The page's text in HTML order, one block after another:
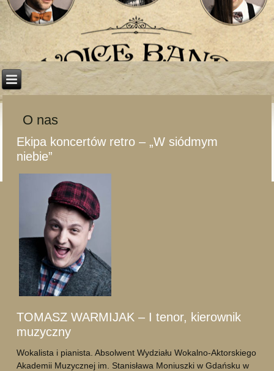
O nas
Ekipa koncertów retro – „W siódmym
niebie”
TOMASZ WARMIJAK – I tenor, kierownik
muzyczny
Wokalista i pianista. Absolwent Wydziału Wokalno-Aktorskiego
Akademii Muzycznej im. Stanisława Moniuszki w Gdańsku w